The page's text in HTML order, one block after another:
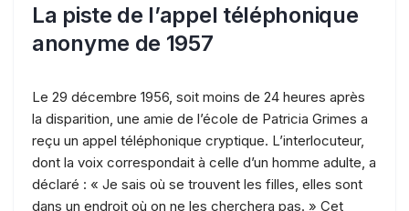
La piste de l’appel téléphonique
anonyme de 1957
Le 29 décembre 1956, soit moins de 24 heures après
la disparition, une amie de l’école de Patricia Grimes a
reçu un appel téléphonique cryptique. L’interlocuteur,
dont la voix correspondait à celle d’un homme adulte, a
déclaré : « Je sais où se trouvent les filles, elles sont
dans un endroit où on ne les cherchera pas. » Cet